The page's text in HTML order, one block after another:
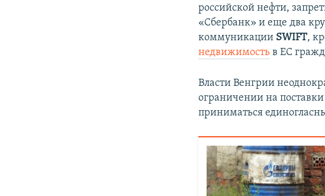
российской нефти,
«Сбербанк» и еще два
коммуникации SWIFT,
недвижимость в ЕС
Власти Венгрии
ограничении на
приниматься